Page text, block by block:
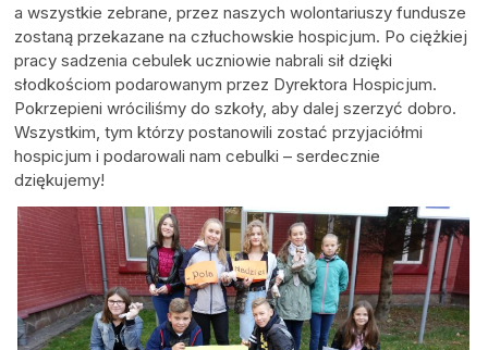
a wszystkie zebrane, przez naszych wolontariuszy fundusze
zostaną przekazane na człuchowskie hospicjum. Po ciężkiej
pracy sadzenia cebulek uczniowie nabrali sił dzięki
słodkościom podarowanym przez Dyrektora Hospicjum.
Pokrzepieni wróciliśmy do szkoły, aby dalej szerzyć dobro.
Wszystkim, tym którzy postanowili zostać przyjaciółmi
hospicjum i podarowali nam cebulki – serdecznie
dziękujemy!